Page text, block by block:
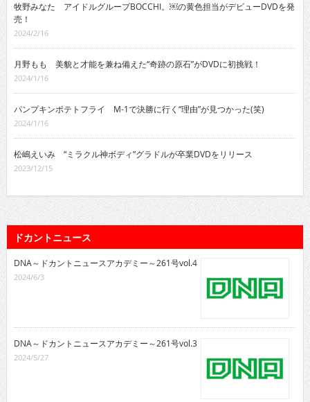
牧野みなた アイドルグループBOCCHI。￼の黄色担当がデビューDVDを発
売！
2024/2/16
月野もも 美貌と才能を兼ね備えた“奇跡の原石”がDVDに初挑戦！
2024/1/16
パンプキンポテトフライ M-1で決勝に行く“理由”が見つかった(笑)
2024/1/16
松嶋えいみ “ミラクル神ボディ”グラドルが卒業DVDをリリース
2023/12/15
ドカントニュース
DNA～ドカントニュースアカデミー～261号vol.4
2024/6/3
DNA～ドカントニュースアカデミー～261号vol.3
2024/5/27